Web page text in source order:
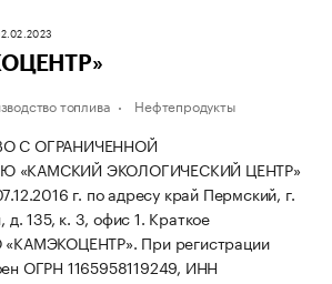
топлива Нефтепродукты
С ОГРАНИЧЕННОЙ
«КАМСКИЙ ЭКОЛОГИЧЕСКИЙ ЦЕНТР»
г. по адресу край Пермский, г.
д. 135, к. 3, офис 1. Краткое
«КАМЭКОЦЕНТР». При регистрации
ОГРН 1165958119249, ИНН